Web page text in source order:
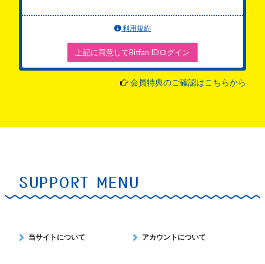
利用規約
上記に同意してBitfan IDログイン
会員特典のご確認はこちらから
SUPPORT MENU
当サイトについて アカウントについて